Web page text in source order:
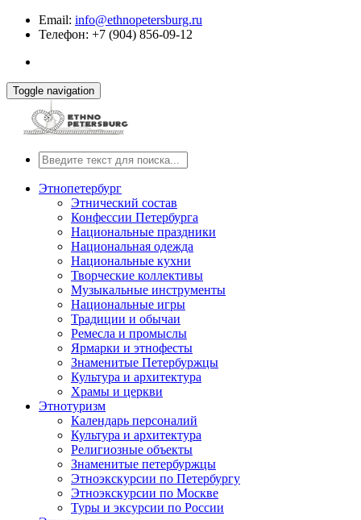
Email: info@ethnopetersburg.ru
Телефон: +7 (904) 856-09-12
Toggle navigation
Этнопетербург
Этнический состав
Конфессии Петербурга
Национальные праздники
Национальная одежда
Национальные кухни
Творческие коллективы
Музыкальные инструменты
Национальные игры
Традиции и обычаи
Ремесла и промыслы
Ярмарки и этнофесты
Знаменитые Петербуржцы
Культура и архитектура
Храмы и церкви
Этнотуризм
Календарь персоналий
Культура и архитектура
Религиозные объекты
Знаменитые петербуржцы
Этноэкскурсии по Петербургу
Этноэкскурсии по Москве
Туры и эксурсии по России